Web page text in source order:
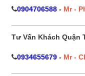
0904706588 - Mr -
Tư Vấn Khách Quận
0934655679 - Mr -